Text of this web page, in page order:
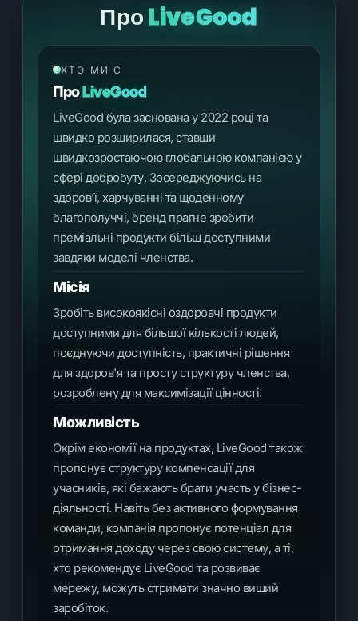
ПроLiveGood
ХТО МИ Є
ПроLiveGood
LiveGood була заснована у 2022 році та
швидко розширилася, ставши
швидкозростаючою глобальною компанією у
сфері добробуту. Зосереджуючись на
здоров’ї, харчуванні та щоденному
благополуччі, бренд прагне зробити
преміальні продукти більш доступними
завдяки моделі членства.
Місія
Зробіть високоякісні оздоровчі продукти
доступними для більшої кількості людей,
поєднуючи доступність, практичні рішення
для здоров'я та просту структуру членства,
розроблену для максимізації цінності.
Можливість
Окрім економії на продуктах, LiveGood також
пропонує структуру компенсації для
учасників, які бажають брати участь у бізнес-
діяльності. Навіть без активного формування
команди, компанія пропонує потенціал для
отримання доходу через свою систему, а ті,
хто рекомендує LiveGood та розвиває
мережу, можуть отримати значно вищий
заробіток.